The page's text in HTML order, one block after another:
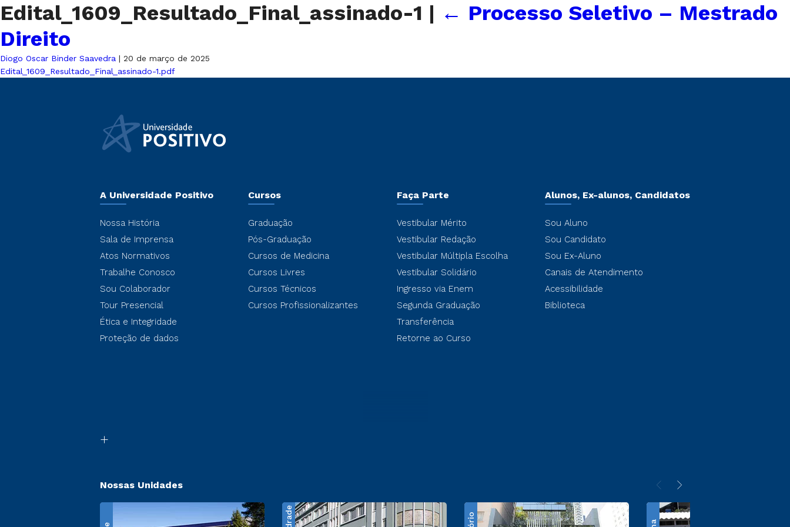
Edital_1609_Resultado_Final_assinado-1 | ← Processo Seletivo – Mestrado
Direito
Diogo Oscar Binder Saavedra | 20 de março de 2025
Edital_1609_Resultado_Final_assinado-1.pdf
A Universidade Positivo
Nossa História
Sala de Imprensa
Atos Normativos
Trabalhe Conosco
Sou Colaborador
Tour Presencial
Ética e Integridade
Proteção de dados
Cursos
Graduação
Pós-Graduação
Cursos de Medicina
Cursos Livres
Cursos Técnicos
Cursos Profissionalizantes
Faça Parte
Vestibular Mérito
Vestibular Redação
Vestibular Múltipla Escolha
Vestibular Solidário
Ingresso via Enem
Segunda Graduação
Transferência
Retorne ao Curso
Alunos, Ex-alunos, Candidatos
Sou Aluno
Sou Candidato
Sou Ex-Aluno
Canais de Atendimento
Acessibilidade
Biblioteca
Nossas Unidades